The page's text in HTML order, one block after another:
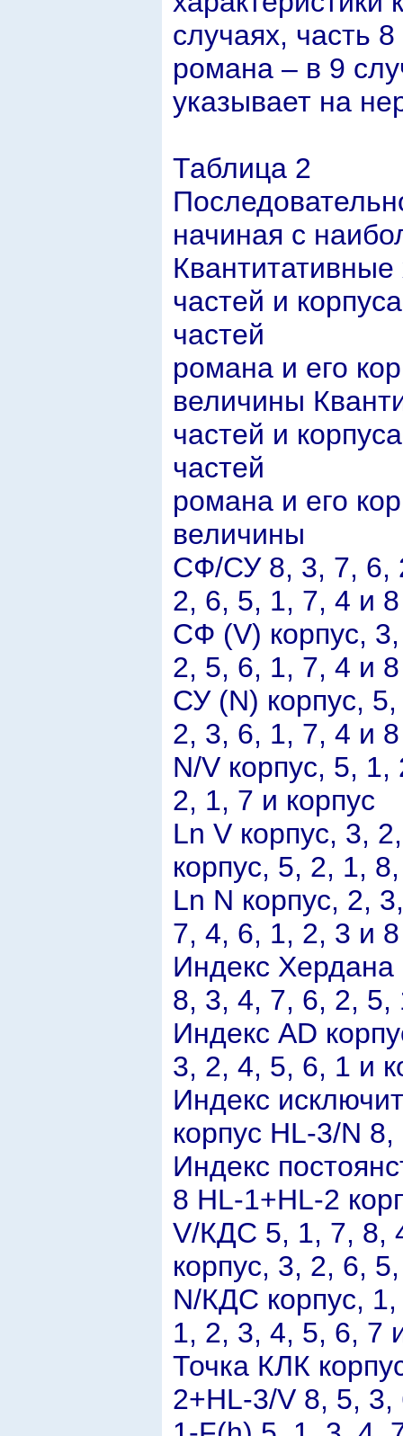
случаях, часть
романа – в 9
указывает на
Таблица 2
начиная с
Квантитативные
частей и
частей
романа и его
величины
частей и
частей
романа и его
величины
СФ/СУ 8, 3, 7, 6,
2, 6, 5, 1, 7, 4 и 8
СФ (V) корпус,
2, 5, 6, 1, 7, 4 и 8
СУ (N) корпус,
2, 3, 6, 1, 7, 4 и 8
N/V корпус, 5,
2, 1, 7 и корпус
Ln V корпус, 3,
корпус, 5, 2, 1,
Ln N корпус, 2,
7, 4, 6, 1, 2, 3 и 8
Индекс Хердана
8, 3, 4, 7, 6, 2, 5,
Индекс АD
3, 2, 4, 5, 6, 1 и
Индекс
корпус HL-3/N
Индекс
8 HL-1+HL-2
V/КДС 5, 1, 7, 8,
корпус, 3, 2, 6,
N/КДС корпус,
1, 2, 3, 4, 5, 6, 7
Точка КЛК
2+HL-3/V 8, 5, 3,